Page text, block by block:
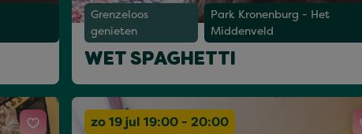
Grenzeloos
genieten
Park Kronenburg - Het
Middenveld
WET SPAGHETTI
zo 19 jul 19:00 - 20:00